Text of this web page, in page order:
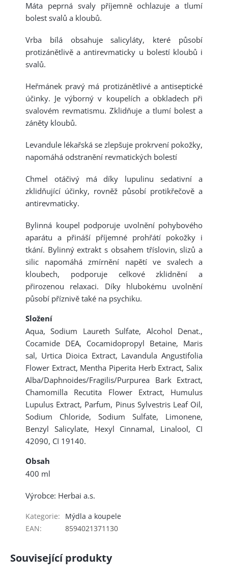
Máta peprná svaly příjemně ochlazuje a tlumí
bolest svalů a kloubů.
Vrba bílá obsahuje salicyláty, které působí
protizánětlivě a antirevmaticky u bolestí kloubů i
svalů.
Heřmánek pravý má protizánětlivé a antiseptické
účinky. Je výborný v koupelích a obkladech při
svalovém revmatismu. Zklidňuje a tlumí bolest a
záněty kloubů.
Levandule lékařská se zlepšuje prokrvení pokožky,
napomáhá odstranění revmatických bolestí
Chmel otáčivý má díky lupulinu sedativní a
zklidňující účinky, rovněž působí protikřečově a
antirevmaticky.
Bylinná koupel podporuje uvolnění pohybového
aparátu a přináší příjemné prohřátí pokožky i
tkání. Bylinný extrakt s obsahem tříslovin, slizů a
silic napomáhá zmírnění napětí ve svalech a
kloubech, podporuje celkové zklidnění a
přirozenou relaxaci. Díky hlubokému uvolnění
působí příznivě také na psychiku.
Složení
Aqua, Sodium Laureth Sulfate, Alcohol Denat.,
Cocamide DEA, Cocamidopropyl Betaine, Maris
sal, Urtica Dioica Extract, Lavandula Angustifolia
Flower Extract, Mentha Piperita Herb Extract, Salix
Alba/Daphnoides/Fragilis/Purpurea Bark Extract,
Chamomilla Recutita Flower Extract, Humulus
Lupulus Extract, Parfum, Pinus Sylvestris Leaf Oil,
Sodium Chloride, Sodium Sulfate, Limonene,
Benzyl Salicylate, Hexyl Cinnamal, Linalool, CI
42090, CI 19140.
Obsah
400 ml
Výrobce: Herbai a.s.
Kategorie:
Mýdla a koupele
EAN: 8594021371130
Související produkty